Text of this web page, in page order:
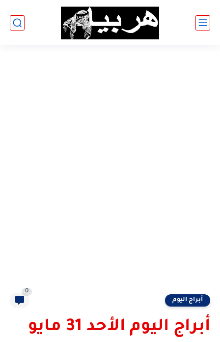
أبراج اليوم
0
أبراج اليوم الأحد 31 مايو